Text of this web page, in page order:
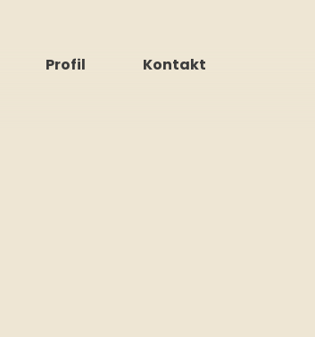
Profil Kontakt